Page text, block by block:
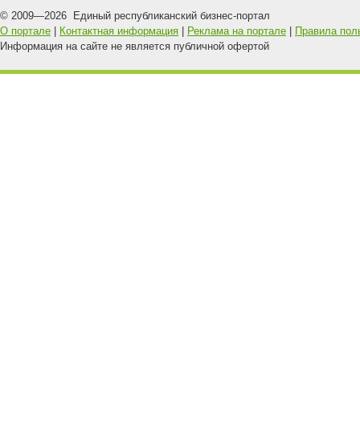
© 2009—2026 Единый республиканский бизнес-портал
О портале
Контактная информация Реклама на портале
Правила
Информация на сайте не является публичной офертой